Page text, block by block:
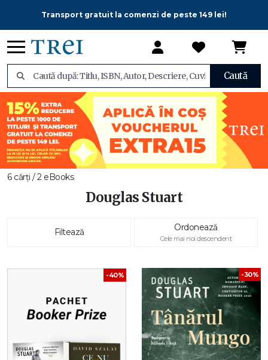
Transport gratuit la comenzi de peste 149 lei!
Caută
6 cărți / 2 eBooks
Douglas Stuart
Filtează Ordonează
Cele mai noi descendent
-40% -30%